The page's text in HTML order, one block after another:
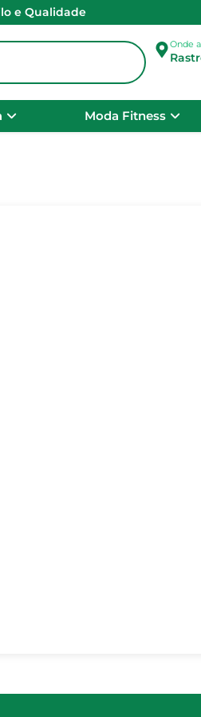
e Qualidade
Onde
Moda Fitness